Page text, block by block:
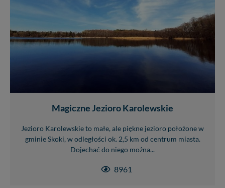
Magiczne Jezioro Karolewskie
Jezioro Karolewskie to małe, ale piękne jezioro położone w
gminie Skoki, w odległości ok. 2,5 km od centrum miasta.
Dojechać do niego można...
8961